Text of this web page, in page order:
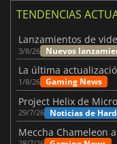
TENDENCIAS
3/8/26 Nuevos
1/8/26 Gaming News
Project Helix de
29/7/26 Noticias de